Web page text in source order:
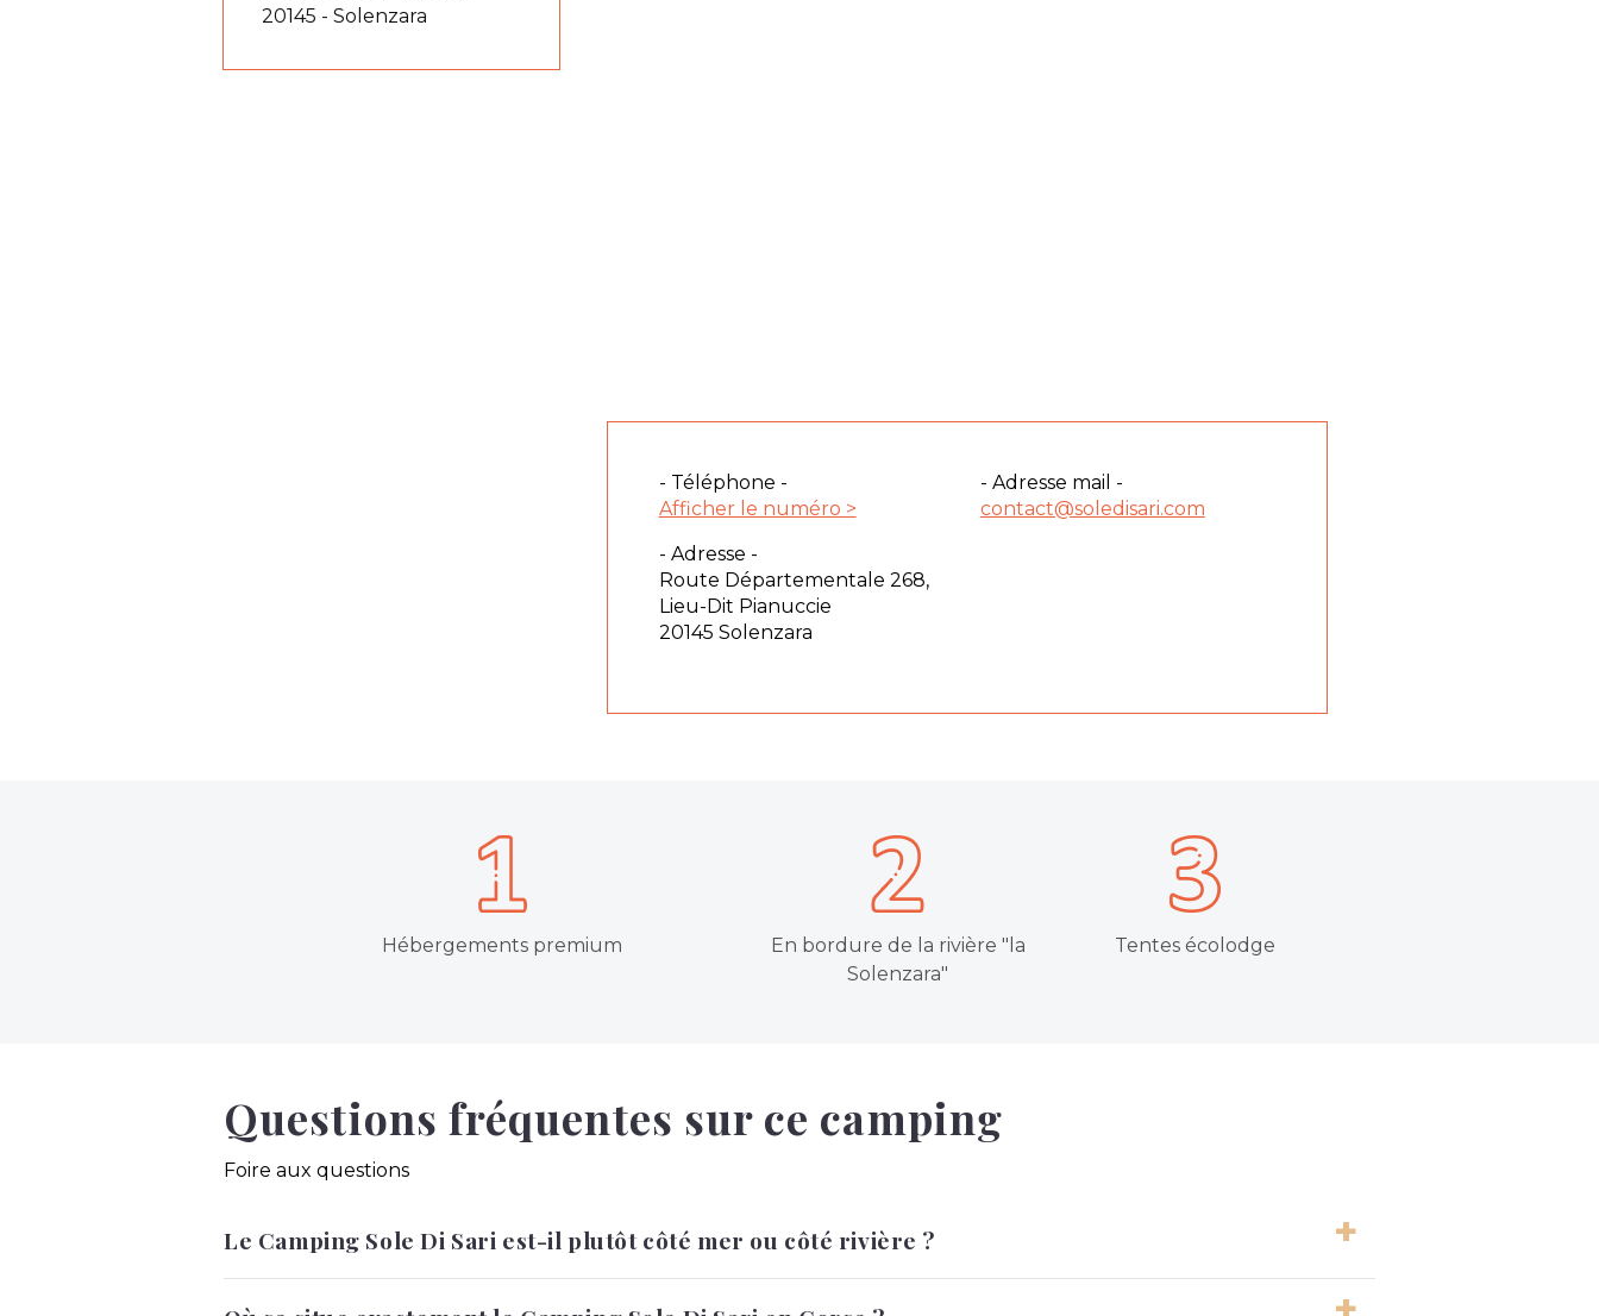
Hébergements premium
En bordure de la rivière "la
Solenzara"
Tentes écolodge
20145 - Solenzara
- Téléphone -
Afficher le numéro >
- Adresse -
Route Départementale 268,
Lieu-Dit Pianuccie
20145 Solenzara
- Adresse mail -
contact@soledisari.com
Questions fréquentes sur ce camping
Foire aux questions
Le Camping Sole Di Sari est-il plutôt côté mer ou côté rivière ?
Le Camping Sole Di Sari permet de profiter à la fois de la mer et de la rivière Solenzara. Le site officiel indique que le